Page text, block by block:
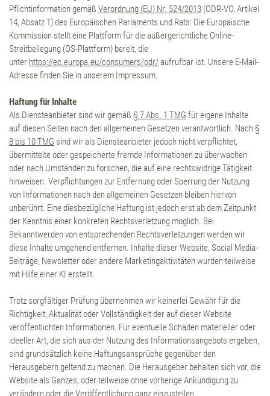
Bergfrühling
Bergsommer
Bergwinter
Wandern
Familien
Urlaub mit Hund
Golf
Genuss
Küche
Restaurant
Pflichtinformation gemäß Verordnung (EU) Nr. 524/2013 (ODR-VO, Artikel
14, Absatz 1) des Europäischen Parlaments und Rats: Die Europäische
Kommission stellt eine Plattform für die außergerichtliche Online-
Streitbeilegung (OS-Plattform) bereit, die
unter https://ec.europa.eu/consumers/odr/aufrufbar ist. Unsere E-Mail-
Adresse finden Sie in unserem Impressum.
Haftung für Inhalte
Als Diensteanbieter sind wir gemäß § 7 Abs. 1 TMG für eigene Inhalte
auf diesen Seiten nach den allgemeinen Gesetzen verantwortlich. Nach§
8 bis 10 TMG sind wir als Diensteanbieter jedoch nicht verpflichtet,
übermittelte oder gespeicherte fremde Informationen zu überwachen
oder nach Umständen zu forschen, die auf eine rechtswidrige Tätigkeit
hinweisen. Verpflichtungen zur Entfernung oder Sperrung der Nutzung
von Informationen nach den allgemeinen Gesetzen bleiben hiervon
unberührt. Eine diesbezügliche Haftung ist jedoch erst ab dem Zeitpunkt
der Kenntnis einer konkreten Rechtsverletzung möglich. Bei
Bekanntwerden von entsprechenden Rechtsverletzungen werden wir
diese Inhalte umgehend entfernen. Inhalte dieser Website, Social Media-
Beiträge, Newsletter oder andere Marketingaktivitäten wurden teilweise
mit Hilfe einer KI erstellt.
Trotz sorgfältiger Prüfung übernehmen wir keinerlei Gewähr für die
Richtigkeit, Aktualität oder Vollständigkeit der auf dieser Website
veröffentlichten Informationen. Für eventuelle Schäden materieller oder
ideeller Art, die sich aus der Nutzung des Informationsangebots ergeben,
sind grundsätzlich keine Haftungsansprüche gegenüber den
Herausgebern geltend zu machen. Die Herausgeber behalten sich vor, die
Website als Ganzes, oder teilweise ohne vorherige Ankündigung zu
verändern oder die Veröffentlichung ganz einzustellen.